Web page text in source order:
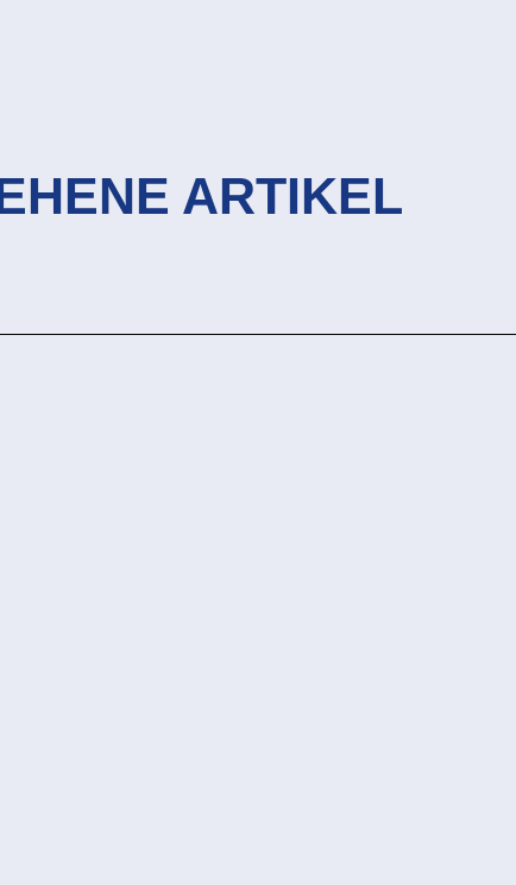
ARTIKEL